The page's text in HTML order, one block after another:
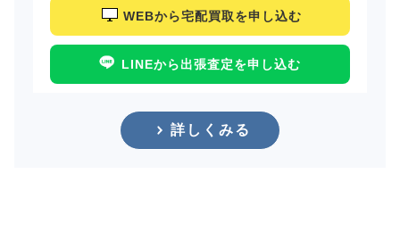
WEBから宅配買取を申し込む
LINEから出張査定を申し込む
詳しくみる